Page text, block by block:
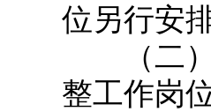
位另行安
（二）
整工作岗